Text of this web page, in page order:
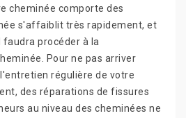
cheminée comporte des
s'affaiblit très rapidement, et
faudra procéder à la
Pour ne pas arriver
régulière de votre
des réparations de fissures
au niveau des cheminées ne